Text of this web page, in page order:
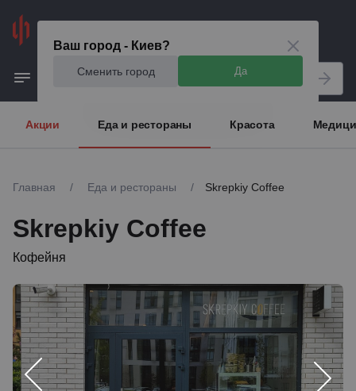
Ваш город - Киев?
Сменить город Да
Акции Еда и рестораны Красота
Главная / Еда и рестораны / Skrepkiy Coffee
Skrepkiy Coffee
Кофейня